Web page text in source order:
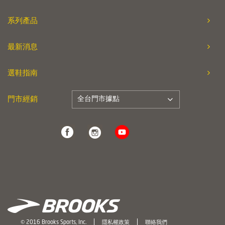
系列產品
最新消息
選鞋指南
門市經銷 全台門市據點
© 2016 Brooks Sports, Inc. 隱私權政策 聯絡我們